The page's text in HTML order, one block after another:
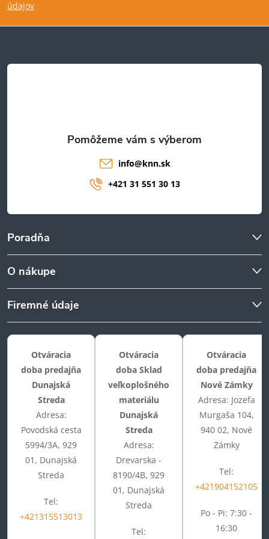
p
t
údajov
Poradňa
O nákupe
Firemné údaje
info@knn.sk
+421 31 551 30 13
Otváracia
doba predajňa
Dunajská
Streda
Adresa:
Povodská cesta
5994/3A, 929
01, Dunajská
Streda
Tel:
+421315513013
Otváracia
doba Sklad
veľkoplošného
materiálu
Dunajská
Streda
Adresa:
Drevarska -
8190/4B, 929
01, Dunajská
Streda
Tel:
Otváracia
doba predajňa
Nové Zámky
Adresa: Jozefa
Murgaša 104,
940 02, Nové
Zámky
Tel:
+421904152105
Po - Pi: 7:30 -
16:30